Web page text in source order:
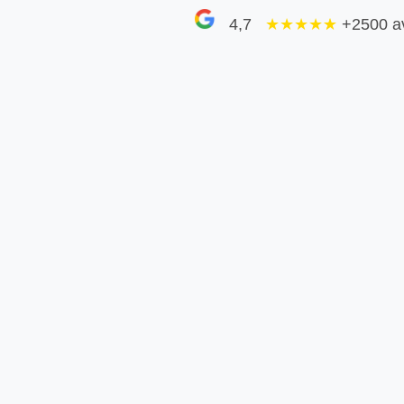
4,7 ★★★★★ +2500